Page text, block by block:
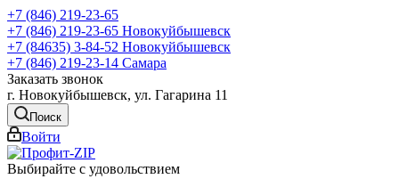
+7 (846) 219-23-65
+7 (846) 219-23-65 Новокуйбышевск
+7 (84635) 3-84-52 Новокуйбышевск
+7 (846) 219-23-14 Самара
Заказать звонок
г. Новокуйбышевск, ул. Гагарина 11
Поиск
Войти
Выбирайте с удовольствием